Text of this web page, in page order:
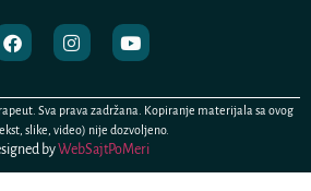
Sva prava zadržana. Kopiranje materijala sa ovog
slike, video) nije dozvoljeno.
byWebSajtPoMeri